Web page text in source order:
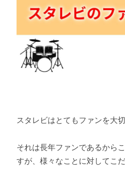
スタレビはとてもファンを大
それは長年ファンであるから
すが、様々なことに対してこ